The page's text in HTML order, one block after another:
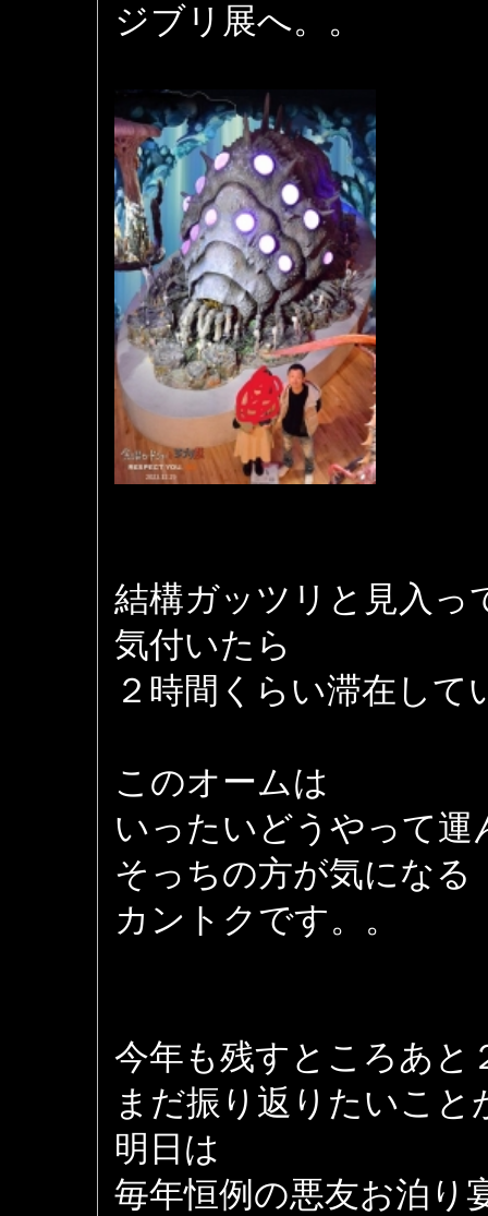
ジブリ展へ。。
結構ガッツリと見入っ
気付いたら
２時間くらい滞在して
このオームは
いったいどうやって運
そっちの方が気になる
カントクです。。
今年も残すところあと
まだ振り返りたいこ
明日は
毎年恒例の悪友お泊り